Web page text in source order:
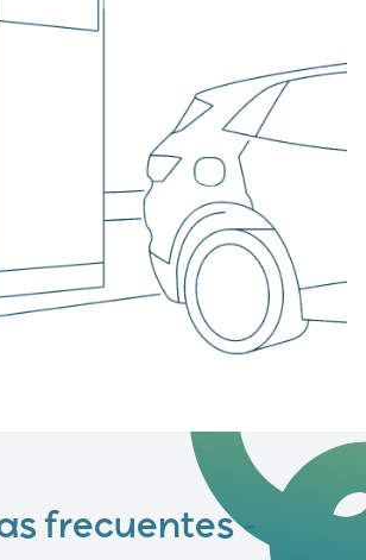
frecuentes –